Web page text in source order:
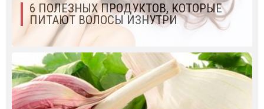
6 ПОЛЕЗНЫХ ПРОДУКТОВ, КОТОРЫЕ
ПИТАЮТ ВОЛОСЫ ИЗНУТРИ